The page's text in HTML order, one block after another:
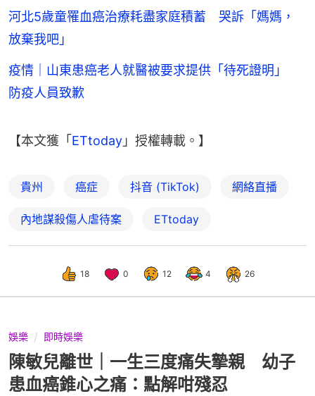
河北5歲童罹血癌治療耗盡家庭積蓄 哭訴「媽媽，
放棄我吧」
疫情｜山東患癌老人就醫被要求提供「待死證明」
防疫人員致歉
【本文獲「 ETtoday 」授權轉載。】
貴州 癌症 抖音 (TikTok) 網絡直播
內地謀殺傷人虐待案 ETtoday
18 0 12 4 26
娛樂 即時娛樂
陳敏兒離世｜一生三度痛失摯親 幼子
患血癌錐心之痛：點解咁殘忍